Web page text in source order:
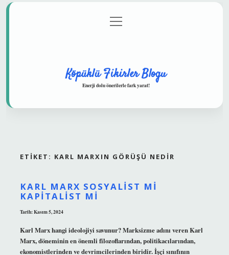
Gizlilik Politikası
menüyü
aç
Köpüklü Fikirler Blogu
Enerji dolu önerilerle fark yarat!
ETIKET: KARL MARXIN GÖRÜŞÜ NEDIR
KARL MARX SOSYALIST MI
KAPITALIST MI
Tarih: Kasım 5, 2024
Karl Marx hangi ideolojiyi savunur? Marksizme adını veren Karl
Marx, döneminin en önemli filozoflarından, politikacılarından,
ekonomistlerinden ve devrimcilerinden biridir. İşçi sınıfının